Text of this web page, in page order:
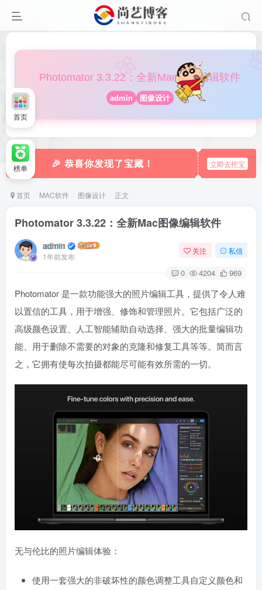
🎀
Photomator 3.3.22：全新Mac图像编辑软件
admin 图像设计
🎉 恭喜你发现了宝藏！ 立即去挖宝
首页 MAC软件 图像设计 正文
Photomator 3.3.22：全新Mac图像编辑软件
admin
1年前发布
关注 私信
0 4204 969
Photomator 是一款功能强大的照片编辑工具，提供了令人难
以置信的工具，用于增强、修饰和管理照片。它包括广泛的
高级颜色设置、人工智能辅助自动选择、强大的批量编辑功
能、用于删除不需要的对象的克隆和修复工具等等。简而言
之，它拥有使每次拍摄都能尽可能有效所需的一切。
无与伦比的照片编辑体验：
使用一套强大的非破坏性的颜色调整工具自定义颜色和
首页
榜单